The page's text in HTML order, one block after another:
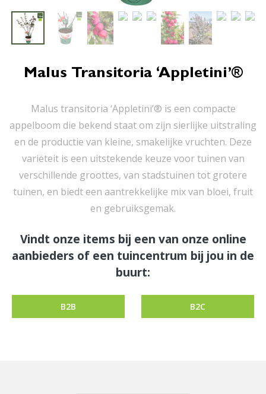
Malus Transitoria ‘Appletini’®
Malus transitoria ‘Appletini’® is een compacte
appelboom die bekend staat om zijn sierlijke uitstraling
en de productie van kleine, smakelijke vruchten. Deze
variëteit is een uitstekende keuze voor tuinen van
verschillende groottes, van stadstuinen tot grotere
tuinen, en biedt een aantrekkelijke mix van bloei, fruit
en gebruiksgemak.
Vindt onze items bij een van onze online
aanbieders of een tuincentrum bij jou in de
buurt:
B2B B2C